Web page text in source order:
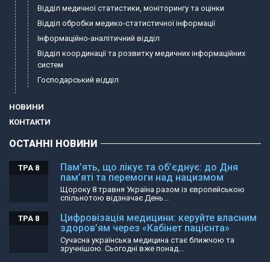
Відділ медичної статистики, моніторингу та оцінки
Відділ обробки медико-статистичної інформації
Інформаційно-аналітичний відділ
Відділ координації та розвитку медичних інформаційних
систем
Господарський відділ
НОВИНИ
КОНТАКТИ
ОСТАННІ НОВИНИ
Пам’ять, що лікує та об’єднує: до Дня
пам’яті та перемоги над нацизмом
ТРА 8
Щороку 8 травня Україна разом із європейською
спільнотою відзначає День...
Цифровізація медицини: керуйте власним
здоров’ям через «Кабінет пацієнта»
ТРА 8
Сучасна українська медицина стає ближчою та
зручнішою. Сьогодні вже понад...